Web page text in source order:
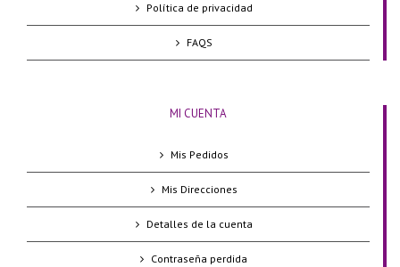
Política de privacidad
FAQS
MI CUENTA
Mis Pedidos
Mis Direcciones
Detalles de la cuenta
Contraseña perdida